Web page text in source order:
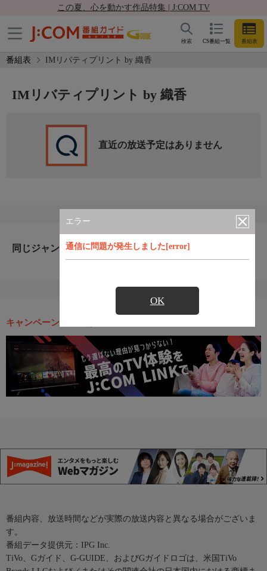
この夏、心を動かす作品特集 | J:COM TV
CS番組一覧 番組表
検索
番組表 IMリバティプリント by 織香
エラー
通信に問題が発生しました[error]
OK
IMリバティプリント by 織香
直近の放送予定はありません
同じジャンルのおすすめ番組
キャンペーン・お得な情報
番組内容、放送時間などが実際の放送内容と異なる場合がございま
す。
番組データ提供元：IPG Inc.
TiVo、Gガイド、G-GUIDE、およびGガイドロゴは、米国TiVo